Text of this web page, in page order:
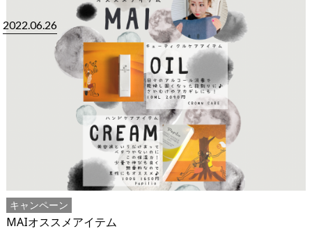
2022.06.26
キャンペーン
MAIオススメアイテム